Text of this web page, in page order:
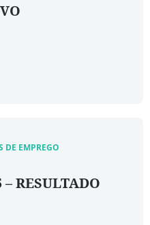
DE EMPREGO
RESULTADO